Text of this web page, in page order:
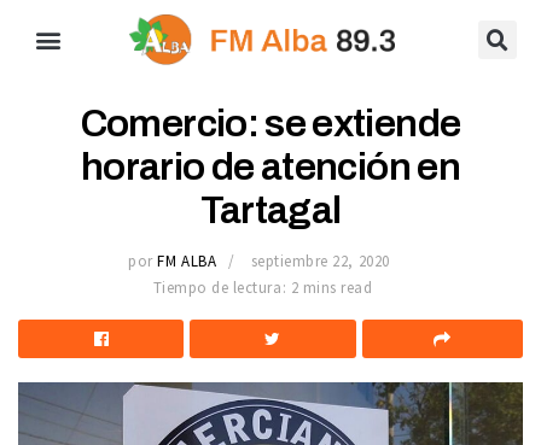
Comercio: se extiende
horario de atención en
Tartagal
por FM ALBA
septiembre 22, 2020
Tiempo de lectura: 2 mins read